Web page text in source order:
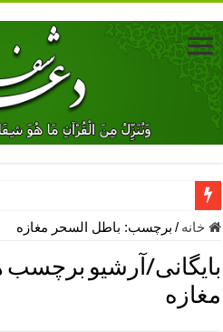
دعای جلب محبت فوری معشوق –
دعای مشکل گشا برای رفع فقر –
معجزات دعای یا من اظهر الجمیل –
مهم ترین اذکار الهی و فضیلت آن
خانه / برچسب: باطل السحر مغازه
بایگانی/آرشیو برچسب
مغازه